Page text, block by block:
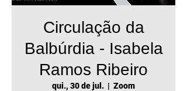
Circulação da
Balbúrdia - Isabela
Ramos Ribeiro
qui., 30 de jul.
  |
Zoom